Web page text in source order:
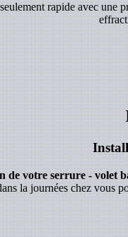
rapide avec une
de votre serrure - volet
la journées chez vous